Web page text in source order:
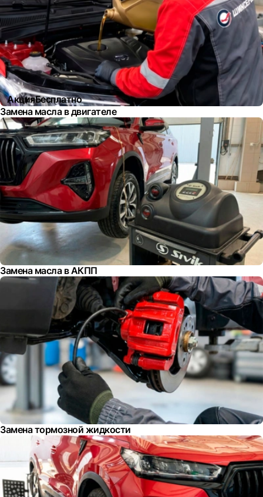
АкцияБесплатно
Замена масла в двигателе
Замена масла в АКПП
Замена тормозной жидкости